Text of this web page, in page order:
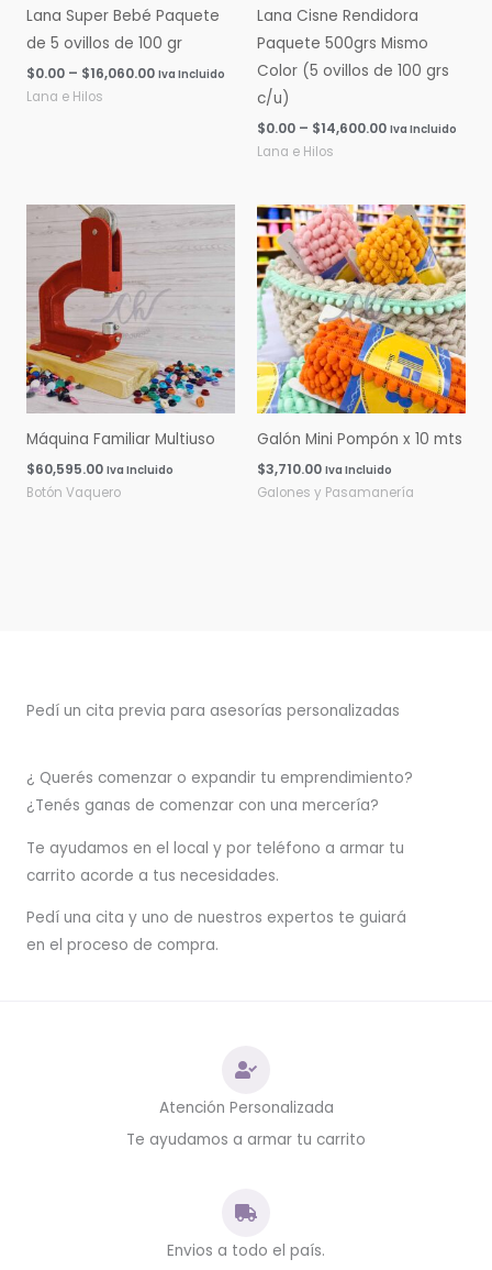
Lana Super Bebé Paquete
de 5 ovillos de 100 gr
$0.00 – $16,060.00 Iva Incluido
Lana e Hilos
Lana Cisne Rendidora
Paquete 500grs Mismo
Color (5 ovillos de 100 grs
c/u)
$0.00 – $14,600.00 Iva Incluido
Lana e Hilos
Máquina Familiar Multiuso
$60,595.00 Iva Incluido
Botón Vaquero
Galón Mini Pompón x 10 mts
$3,710.00 Iva Incluido
Galones y Pasamanería
Pedí un cita previa para asesorías personalizadas
¿ Querés comenzar o expandir tu emprendimiento?
¿Tenés ganas de comenzar con una mercería?
Te ayudamos en el local y por teléfono a armar tu
carrito acorde a tus necesidades.
Pedí una cita y uno de nuestros expertos te guiará
en el proceso de compra.
Atención Personalizada
Te ayudamos a armar tu carrito
Envios a todo el país.